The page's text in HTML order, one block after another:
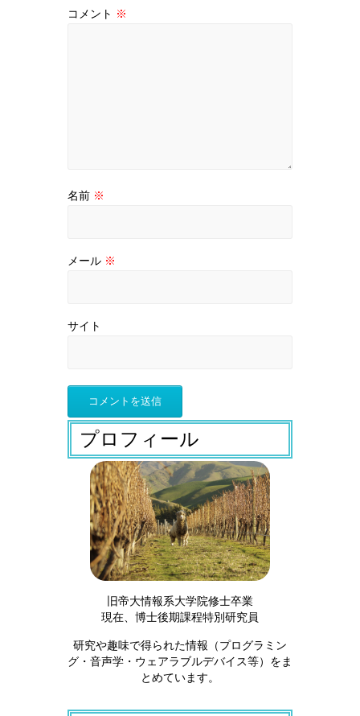
コメント ※
名前 ※
メール ※
サイト
プロフィール
旧帝大情報系大学院修士卒業
現在、博士後期課程特別研究員
研究や趣味で得られた情報（プログラミン
グ・音声学・ウェアラブルデバイス等）をま
とめています。